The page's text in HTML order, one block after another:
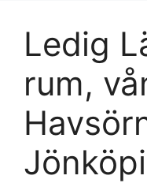
Ledig
rum,